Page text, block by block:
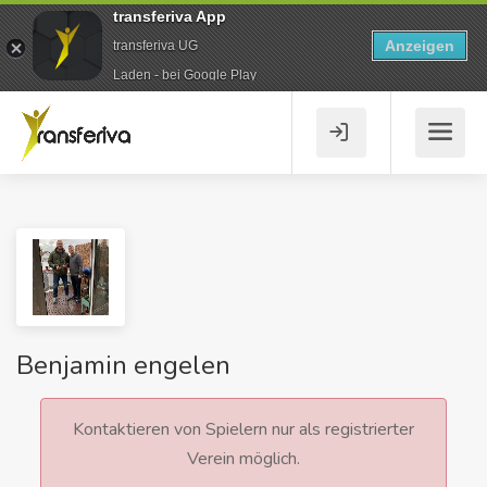
Benjamin engelen
Kontaktieren von Spielern nur als registrierter
Verein möglich.
transferiva App
transferiva UG
Laden - bei Google Play
Anzeigen